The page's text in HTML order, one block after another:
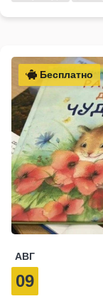
Бесплатно
АВГ
09